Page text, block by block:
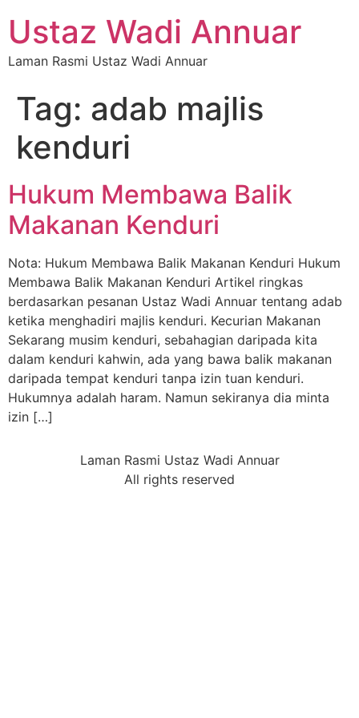
Ustaz Wadi Annuar
Laman Rasmi Ustaz Wadi Annuar
Tag: adab majlis
kenduri
Hukum Membawa Balik
Makanan Kenduri
Nota: Hukum Membawa Balik Makanan Kenduri Hukum
Membawa Balik Makanan Kenduri Artikel ringkas
berdasarkan pesanan Ustaz Wadi Annuar tentang adab
ketika menghadiri majlis kenduri. Kecurian Makanan
Sekarang musim kenduri, sebahagian daripada kita
dalam kenduri kahwin, ada yang bawa balik makanan
daripada tempat kenduri tanpa izin tuan kenduri.
Hukumnya adalah haram. Namun sekiranya dia minta
izin […]
Laman Rasmi Ustaz Wadi Annuar
All rights reserved